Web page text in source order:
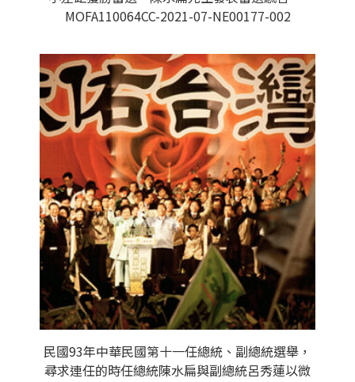
MOFA110064CC-2021-07-NE00177-002
民國93年中華民國第十一任總統、副總統選舉，
尋求連任的時任總統陳水扁與副總統呂秀蓮以微